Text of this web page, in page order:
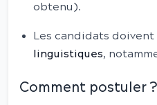
obtenu).
Les candidats doivent
linguistiques,
Comment postuler ?